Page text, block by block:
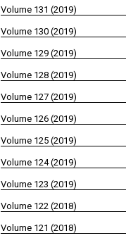
Volume 131 (2019)
Volume 130 (2019)
Volume 129 (2019)
Volume 128 (2019)
Volume 127 (2019)
Volume 126 (2019)
Volume 125 (2019)
Volume 124 (2019)
Volume 123 (2019)
Volume 122 (2018)
Volume 121 (2018)